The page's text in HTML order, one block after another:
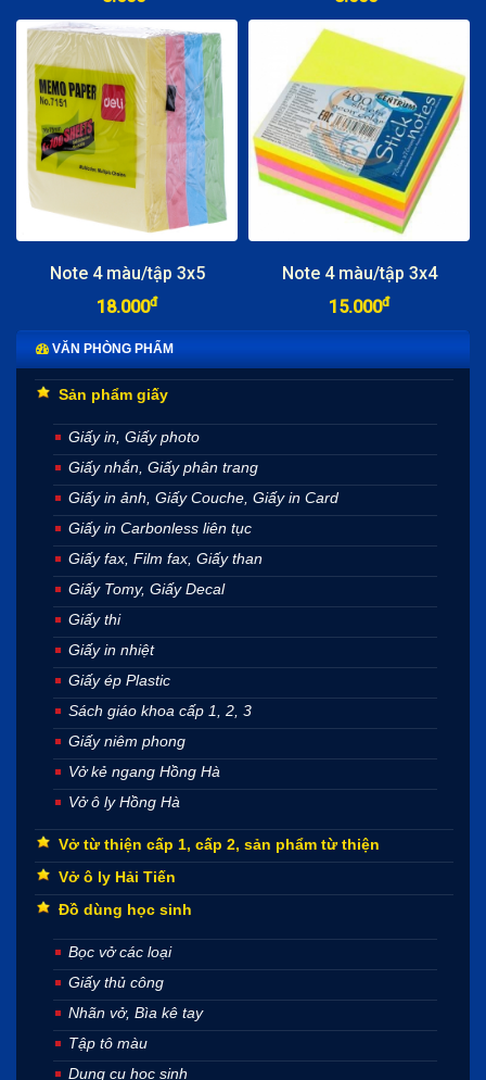
Note 4 màu/tập 3x5
18.000đ
Note 4 màu/tập 3x4
15.000đ
VĂN PHÒNG PHẨM
Sản phẩm giấy
Giấy in, Giấy photo
Giấy nhắn, Giấy phân trang
Giấy in ảnh, Giấy Couche, Giấy in Card
Giấy in Carbonless liên tục
Giấy fax, Film fax, Giấy than
Giấy Tomy, Giấy Decal
Giấy thi
Giấy in nhiệt
Giấy ép Plastic
Sách giáo khoa cấp 1, 2, 3
Giấy niêm phong
Vở kẻ ngang Hồng Hà
Vở ô ly Hồng Hà
Vở từ thiện cấp 1, cấp 2, sản phẩm từ thiện
Vở ô ly Hải Tiến
Đồ dùng học sinh
Bọc vở các loại
Giấy thủ công
Nhãn vở, Bìa kê tay
Tập tô màu
Dụng cụ học sinh